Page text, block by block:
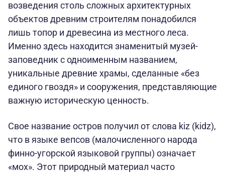
возведения столь сложных архитектурных
объектов древним строителям понадобился
лишь топор и древесина из местного леса.
Именно здесь находится знаменитый музей-
заповедник с одноименным названием,
уникальные древние храмы, сделанные «без
единого гвоздя» и сооружения, представляющие
важную историческую ценность.
Свое название остров получил от слова kiz (kidz),
что в языке вепсов (малочисленного народа
финно-угорской языковой группы) означает
«мох». Этот природный материал часто